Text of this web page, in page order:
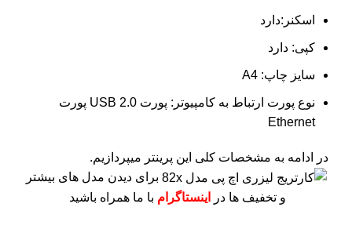
اسکنر:دارد
کپی: دارد
سایز چاپ: A4
نوع پورت ارتباط به کامپیوتر: پورت USB 2.0 پورت
Ethernet
در ادامه به مشخصات کلی این پرینتر میپردازیم.
برای دیدن مدل های بیشتر
و تخفیف ها در
اینستاگرام با ما همراه باشید